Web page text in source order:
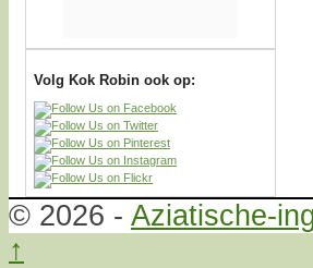
Volg Kok Robin ook op:
© 2026 - Aziatische-
↑